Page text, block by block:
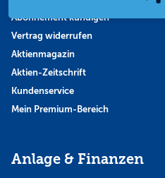
Abonnement kündigen
Vertrag widerrufen
Aktienmagazin
Aktien-Zeitschrift
Kundenservice
Mein Premium-Bereich
Anlage & Finanzen